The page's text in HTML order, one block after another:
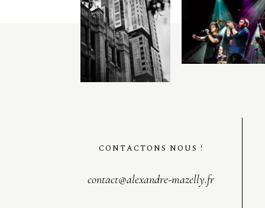
CONTACTONS NOUS !
contact@alexandre-mazelly.fr